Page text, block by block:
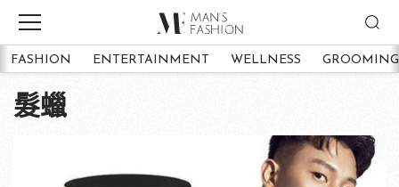
FASHION ENTERTAINMENT WELLNESS GROOMING
髮蠟